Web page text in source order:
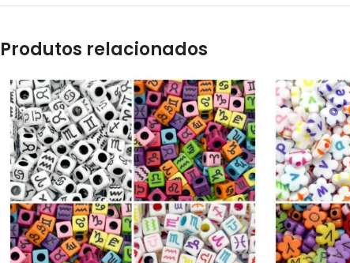
Produtos relacionados